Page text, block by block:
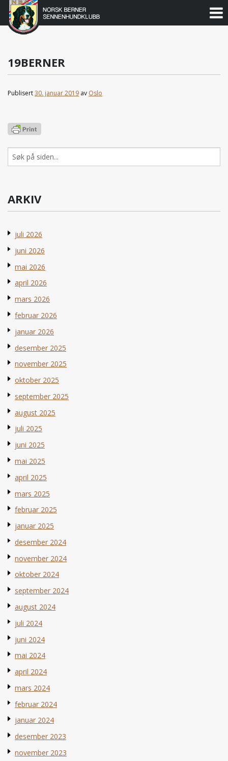
Gå
Norsk
Berner
Sennenhundklubb
19BERNER
Publisert30. januar 2019 av Oslo
Søk
ARKIV
juli 2026
juni 2026
mai 2026
april 2026
mars 2026
februar 2026
januar 2026
desember 2025
november 2025
oktober 2025
september 2025
august 2025
juli 2025
juni 2025
mai 2025
april 2025
mars 2025
februar 2025
januar 2025
desember 2024
november 2024
oktober 2024
september 2024
august 2024
juli 2024
juni 2024
mai 2024
april 2024
mars 2024
februar 2024
januar 2024
desember 2023
november 2023